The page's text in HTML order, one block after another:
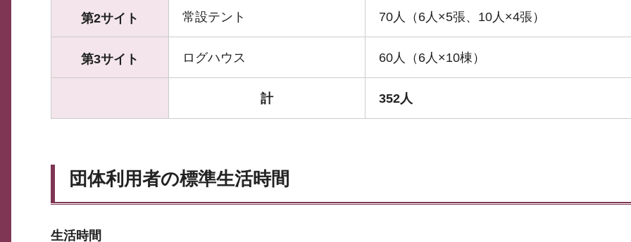
第2サイト 常設テント 70人（6人×5張、10人×4張）
第3サイト ログハウス 60人（6人×10棟）
計 352人
団体利用者の標準生活時間
生活時間